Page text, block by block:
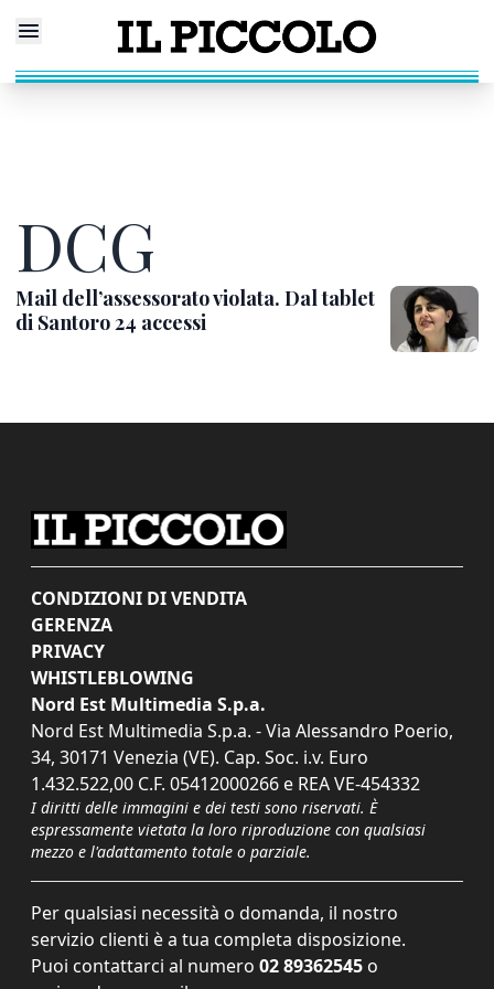
DCG
Mail dell’assessorato violata. Dal tablet
di Santoro 24 accessi
CONDIZIONI DI VENDITA
GERENZA
PRIVACY
WHISTLEBLOWING
Nord Est Multimedia S.p.a.
Nord Est Multimedia S.p.a. - Via Alessandro Poerio,
34, 30171 Venezia (VE). Cap. Soc. i.v. Euro
1.432.522,00 C.F. 05412000266 e REA VE-454332
I diritti delle immagini e dei testi sono riservati. È
espressamente vietata la loro riproduzione con qualsiasi
mezzo e l'adattamento totale o parziale.
Per qualsiasi necessità o domanda, il nostro
servizio clienti è a tua completa disposizione.
Puoi contattarci al numero 02 89362545 o